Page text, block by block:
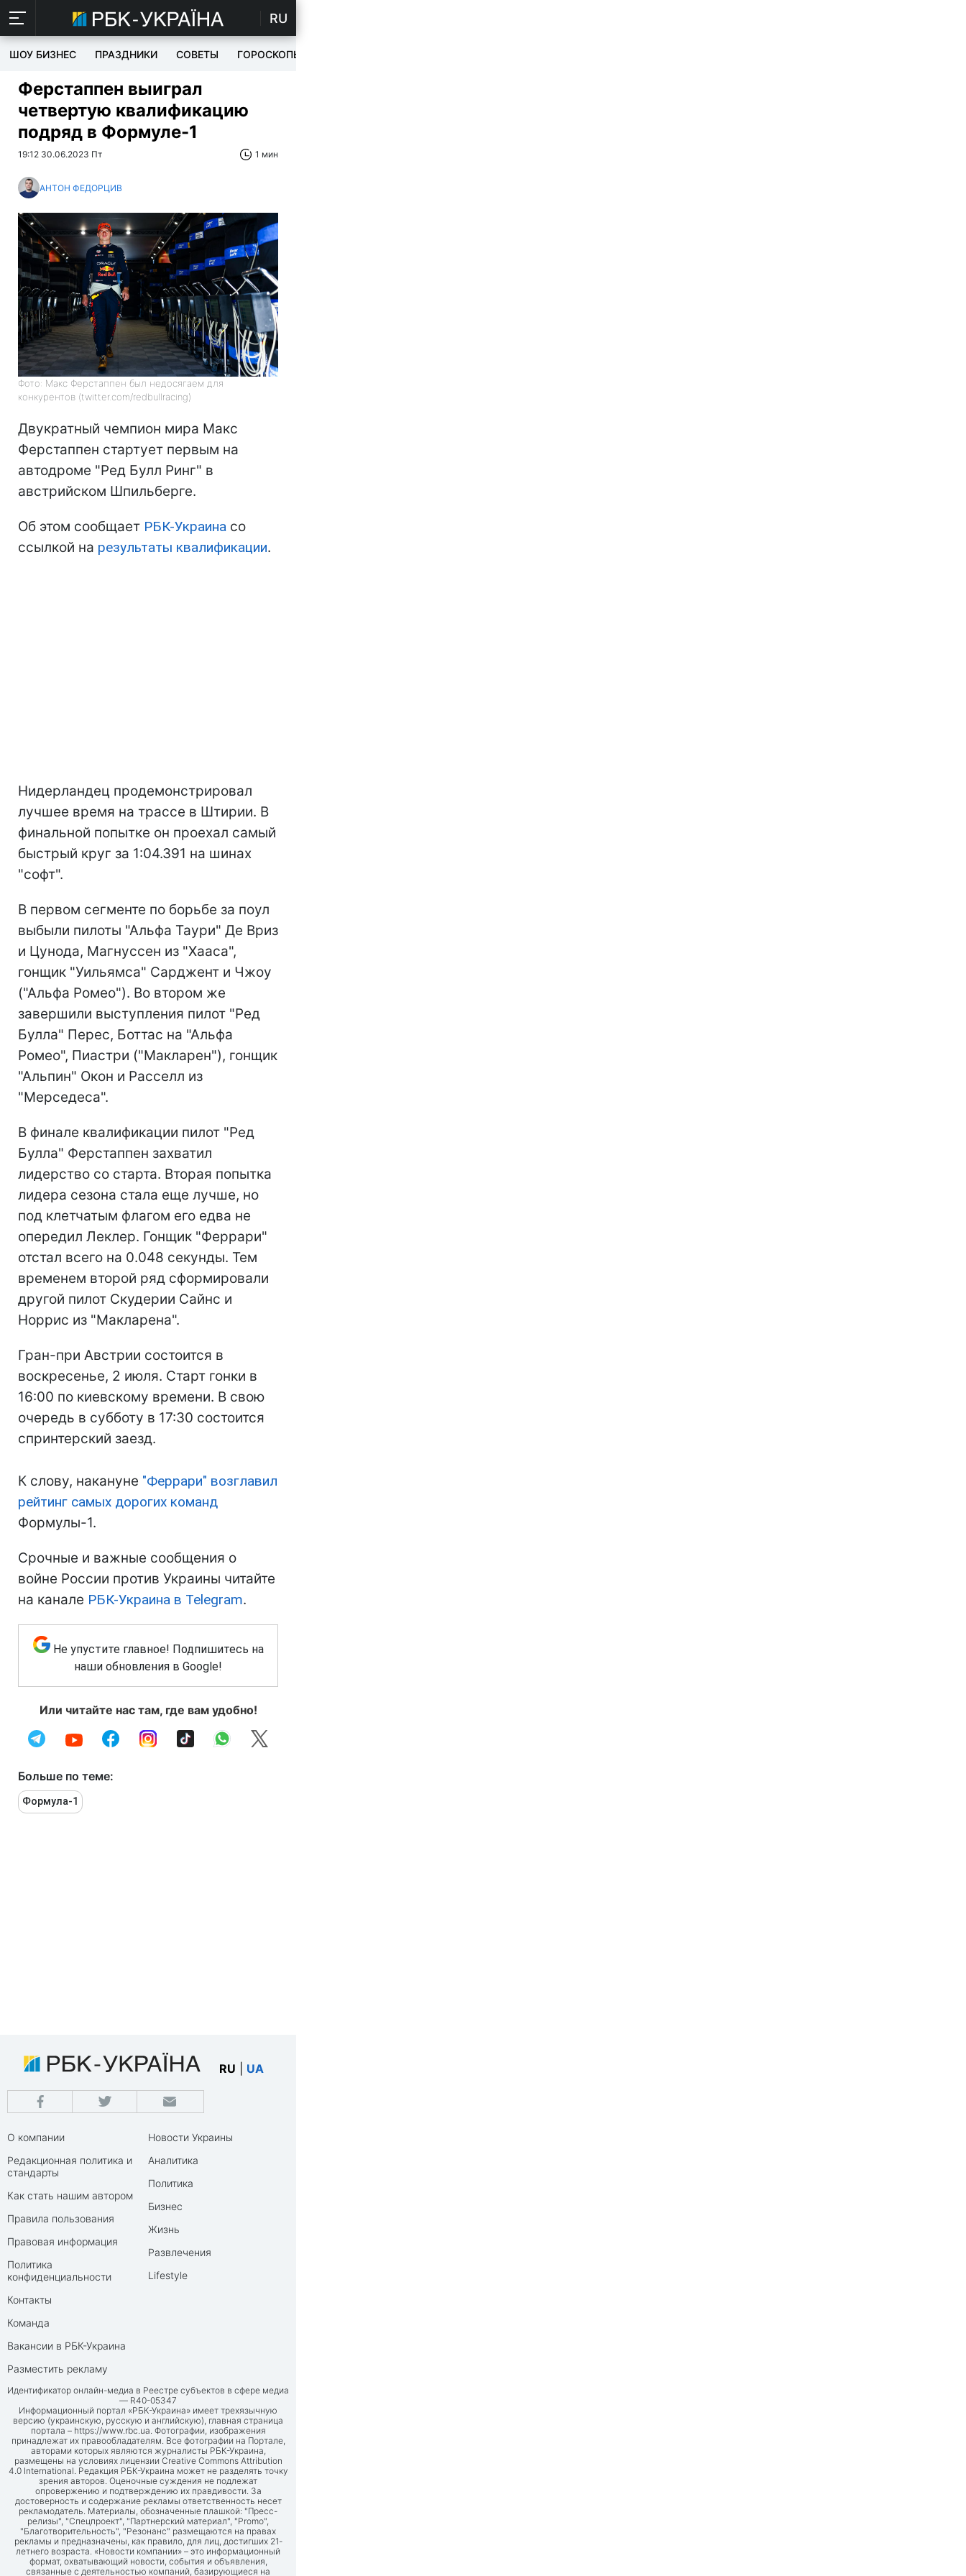
RU
ШОУ БИЗНЕС ПРАЗДНИКИ СОВЕТЫ ГОРОСКОПЫ
Ферстаппен выиграл
четвертую квалификацию
подряд в Формуле-1
19:12 30.06.2023 Пт 1 мин
АНТОН ФЕДОРЦИВ
Фото: Макс Ферстаппен был недосягаем для
конкурентов (twitter.com/redbullracing)
Двукратный чемпион мира Макс
Ферстаппен стартует первым на
автодроме "Ред Булл Ринг" в
австрийском Шпильберге.
Об этом сообщает РБК-Украина со
ссылкой на результаты квалификации.
Нидерландец продемонстрировал
лучшее время на трассе в Штирии. В
финальной попытке он проехал самый
быстрый круг за 1:04.391 на шинах
"софт".
В первом сегменте по борьбе за поул
выбыли пилоты "Альфа Таури" Де Вриз
и Цунода, Магнуссен из "Хааса",
гонщик "Уильямса" Сарджент и Чжоу
("Альфа Ромео"). Во втором же
завершили выступления пилот "Ред
Булла" Перес, Боттас на "Альфа
Ромео", Пиастри ("Макларен"), гонщик
"Альпин" Окон и Расселл из
"Мерседеса".
В финале квалификации пилот "Ред
Булла" Ферстаппен захватил
лидерство со старта. Вторая попытка
лидера сезона стала еще лучше, но
под клетчатым флагом его едва не
опередил Леклер. Гонщик "Феррари"
отстал всего на 0.048 секунды. Тем
временем второй ряд сформировали
другой пилот Скудерии Сайнс и
Норрис из "Макларена".
Гран-при Австрии состоится в
воскресенье, 2 июля. Старт гонки в
16:00 по киевскому времени. В свою
очередь в субботу в 17:30 состоится
спринтерский заезд.
К слову, накануне "Феррари" возглавил
рейтинг самых дорогих команд
Формулы-1.
Срочные и важные сообщения о
войне России против Украины читайте
на канале РБК-Украина в Telegram.
Не упустите главное! Подпишитесь на
наши обновления в Google!
Или читайте нас там, где вам удобно!
Больше по теме:
Формула-1
RU UA
О компании
Редакционная политика и
стандарты
Как стать нашим автором
Правила пользования
Правовая информация
Политика
конфиденциальности
Контакты
Команда
Вакансии в РБК-Украина
Разместить рекламу
Новости Украины
Аналитика
Политика
Бизнес
Жизнь
Развлечения
Lifestyle
Идентификатор онлайн-медиа в Реестре субъектов в сфере медиа
— R40-05347
Информационный портал «РБК-Украина» имеет трехязычную
версию (украинскую, русскую и английскую), главная страница
портала – https://www.rbc.ua. Фотографии, изображения
принадлежат их правообладателям. Все фотографии на Портале,
авторами которых являются журналисты РБК-Украина,
размещены на условиях лицензии Creative Commons Attribution
4.0 International. Редакция РБК-Украина может не разделять точку
зрения авторов. Оценочные суждения не подлежат
опровержению и подтверждению их правдивости. За
достоверность и содержание рекламы ответственность несет
рекламодатель. Материалы, обозначенные плашкой: "Пресс-
релизы", "Спецпроект", "Партнерский материал", "Promo",
"Благотворительность", "Резонанс" размещаются на правах
рекламы и предназначены, как правило, для лиц, достигших 21-
летнего возраста. «Новости компании» – это информационный
формат, охватывающий новости, события и объявления,
связанные с деятельностью компаний, базирующиеся на